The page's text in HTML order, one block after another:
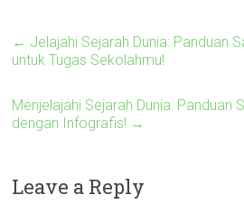
← Jelajahi Sejarah Dunia: Panduan
untuk Tugas Sekolahmu!
Menjelajahi Sejarah Dunia: Panduan
dengan Infografis! →
Leave a Reply